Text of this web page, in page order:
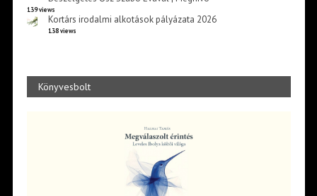
139 views
Kortárs irodalmi alkotások pályázata 2026
138 views
Könyvesbolt